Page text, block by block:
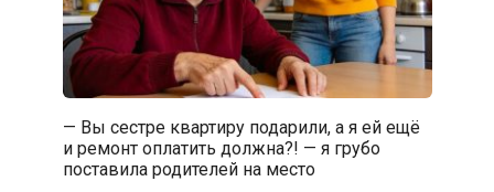
— Вы сестре квартиру подарили, а я ей ещё
и ремонт оплатить должна?! — я грубо
поставила родителей на место